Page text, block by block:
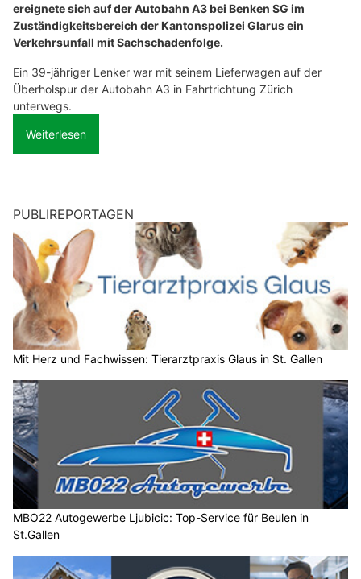
ereignete sich auf der Autobahn A3 bei Benken SG im
Zuständigkeitsbereich der Kantonspolizei Glarus ein
Verkehrsunfall mit Sachschadenfolge.
Ein 39-jähriger Lenker war mit seinem Lieferwagen auf der
Überholspur der Autobahn A3 in Fahrtrichtung Zürich
unterwegs.
Weiterlesen
PUBLIREPORTAGEN
Mit Herz und Fachwissen: Tierarztpraxis Glaus in St. Gallen
MBO22 Autogewerbe Ljubicic: Top-Service für Beulen in
St.Gallen